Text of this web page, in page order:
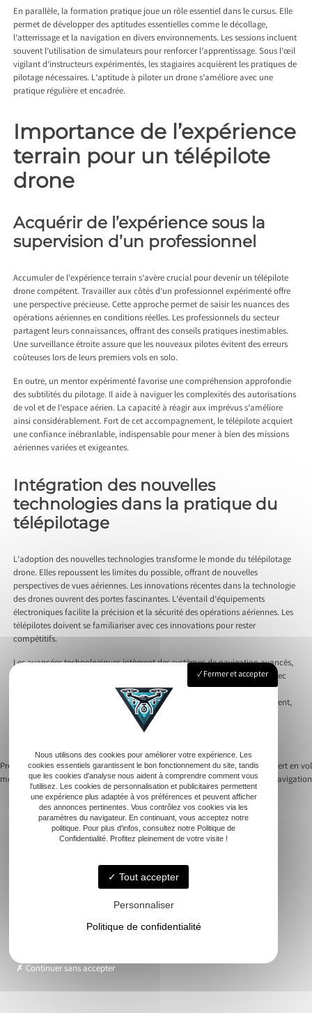
En parallèle, la formation pratique joue un rôle essentiel dans le cursus. Elle
permet de développer des aptitudes essentielles comme le décollage,
l’atterrissage et la navigation en divers environnements. Les sessions incluent
souvent l’utilisation de simulateurs pour renforcer l’apprentissage. Sous l’œil
vigilant d’instructeurs expérimentés, les stagiaires acquièrent les pratiques de
pilotage nécessaires. L’aptitude à piloter un drone s’améliore avec une
pratique régulière et encadrée.
Importance de l’expérience
terrain pour un télépilote
drone
Acquérir de l’expérience sous la
supervision d’un professionnel
Accumuler de l’expérience terrain s’avère crucial pour devenir un télépilote
drone compétent. Travailler aux côtés d’un professionnel expérimenté offre
une perspective précieuse. Cette approche permet de saisir les nuances des
opérations aériennes en conditions réelles. Les professionnels du secteur
partagent leurs connaissances, offrant des conseils pratiques inestimables.
Une surveillance étroite assure que les nouveaux pilotes évitent des erreurs
coûteuses lors de leurs premiers vols en solo.
En outre, un mentor expérimenté favorise une compréhension approfondie
des subtilités du pilotage. Il aide à naviguer les complexités des autorisations
de vol et de l’espace aérien. La capacité à réagir aux imprévus s’améliore
ainsi considérablement. Fort de cet accompagnement, le télépilote acquiert
une confiance inébranlable, indispensable pour mener à bien des missions
aériennes variées et exigeantes.
Intégration des nouvelles
technologies dans la pratique du
télépilotage
L’adoption des nouvelles technologies transforme le monde du télépilotage
drone. Elles repoussent les limites du possible, offrant de nouvelles
perspectives de vues aériennes. Les innovations récentes dans la technologie
des drones ouvrent des portes fascinantes. L’éventail d’équipements
électroniques facilite la précision et la sécurité des opérations aériennes. Les
télépilotes doivent se familiariser avec ces innovations pour rester
compétitifs.
Les avancées technologiques intègrent des systèmes de navigation avancés,
des caméras haute-définition et des logiciels de traitement d’images. Avec
ces outils, le pilote peut effectuer des tâches complexes telles que la
cartographie et la thermographie. La technologie drone évolue rapidement,
rendant l’autoformation et l’adaptation continues indispensables. Les
équipements modernes, comme les drones DJI, deviennent des alliés
Navigation
l’article
Previous:Optimiser la précision des
mesures grâce au drone
Next:Pilote drone : devenir expert en vol
et en navigation
Accueil
Immobilier
Événementiels
Suivi de chantier
Nos réalisations
Fermer et accepter
Nous utilisons des cookies pour améliorer votre expérience. Les
cookies essentiels garantissent le bon fonctionnement du site, tandis
que les cookies d'analyse nous aident à comprendre comment vous
l'utilisez. Les cookies de personnalisation et publicitaires permettent
une expérience plus adaptée à vos préférences et peuvent afficher
des annonces pertinentes. Vous contrôlez vos cookies via les
paramètres du navigateur. En continuant, vous acceptez notre
politique. Pour plus d'infos, consultez notre Politique de
Confidentialité. Profitez pleinement de votre visite !
Tout accepter
Personnaliser
Politique de confidentialité
Continuer sans accepter